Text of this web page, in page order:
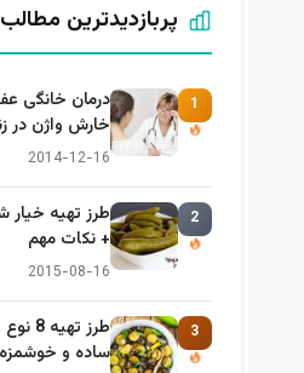
پربازدیدترین مطالب
1
درمان خانگی
خارش واژن در
ایمن و کاربردی
2014-12-16
2
+ نكات مهم
2015-08-16
3
طرز
ساده و خوشمزه